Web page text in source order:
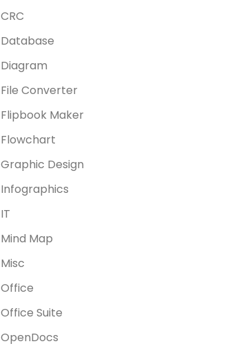
CRC
Database
Diagram
File Converter
Flipbook Maker
Flowchart
Graphic Design
Infographics
IT
Mind Map
Misc
Office
Office Suite
OpenDocs